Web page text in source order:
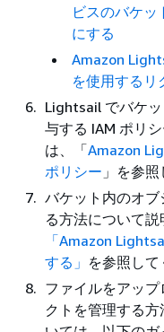
ビスのバケ
にする
Amazon
を使用するリ
Lightsail でバケ
与する IAM ポリ
は、「Amazon
ポリシー 」を参照
バケット内のオ
る方法について説
「Amazon
する」 を参照して
ファイルをアッ
クトを管理する